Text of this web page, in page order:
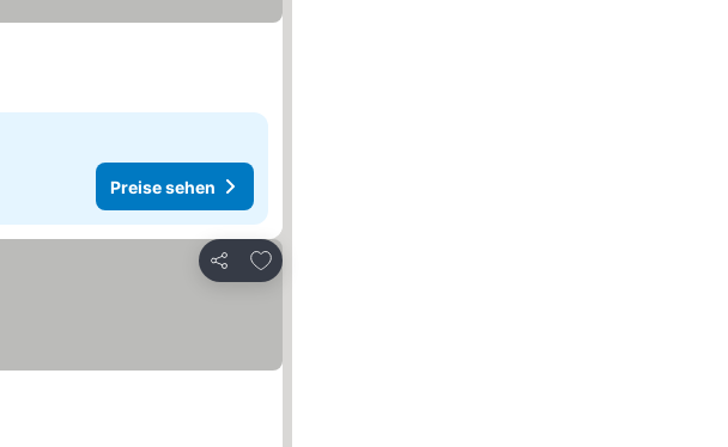
Preise sehen
Teilen
Zu Favoriten hinzufügen